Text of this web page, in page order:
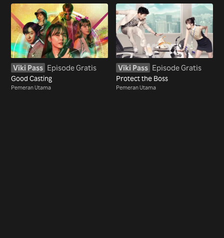
Viki Pass Episode Gratis
Good Casting
Pemeran Utama
Viki Pass Episode Gratis
Protect the Boss
Pemeran Utama